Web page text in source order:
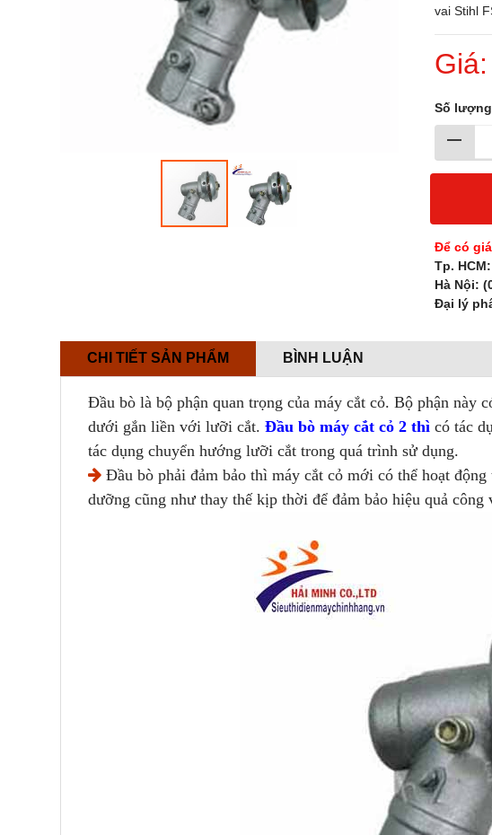
vai Stihl
Số lượng
Để có
Tp.
Hà Nội:
Đại lý
CHI TIẾT SẢN PHẨM BÌNH LUẬN
Đầu bò là bộ phận quan trọng của máy cắt cỏ. Bộ phận này
dưới gắn liền với lưỡi cắt. Đầu bò máy cắt cỏ 2 thì có tác
tác dụng chuyển hướng lưỡi cắt trong quá trình sử dụng.
Đầu bò phải đảm bảo thì máy cắt cỏ mới có thể hoạt
dưỡng cũng như thay thế kịp thời để đảm bảo hiệu quả